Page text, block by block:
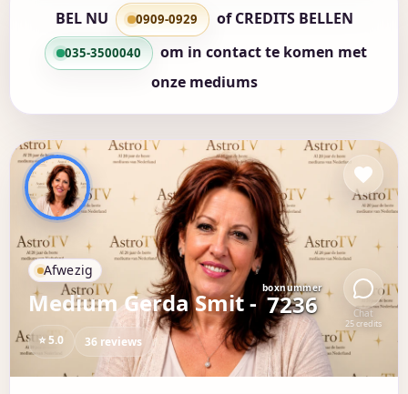
BEL NU 0909-0929 ofCREDITS BELLEN
035-3500040
om in contact te komen met
onze mediums
Chat
25 credits
Afwezig
Medium Gerda Smit -boxnummer
7236
⭐ 5.0 36 reviews